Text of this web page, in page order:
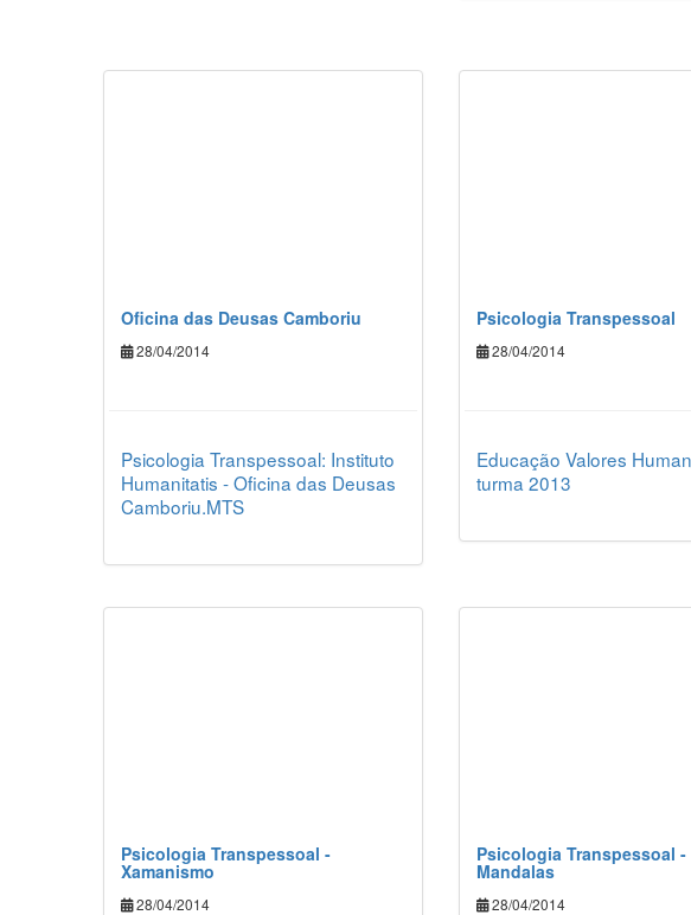
Oficina das Deusas Camboriu
28/04/2014
Psicologia Transpessoal: Instituto
Humanitatis - Oficina das Deusas
Camboriu.MTS
Psicologia Transpessoal
28/04/2014
Educação Valores
turma 2013
Psicologia Transpessoal -
Xamanismo
28/04/2014
Psicologia Transpessoal -
Mandalas
28/04/2014